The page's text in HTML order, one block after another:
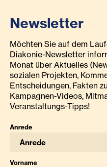
Newsletter
Möchten Sie auf dem
Diakonie-Newsletter
Monat über Aktuelles
sozialen Projekten,
Entscheidungen, Fakten
Kampagnen-Videos,
Veranstaltungs-Tipps!
Anrede
Anrede
Vorname